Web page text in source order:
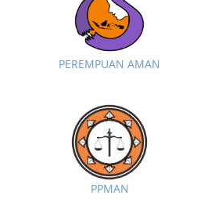
PEREMPUAN AMAN
PPMAN